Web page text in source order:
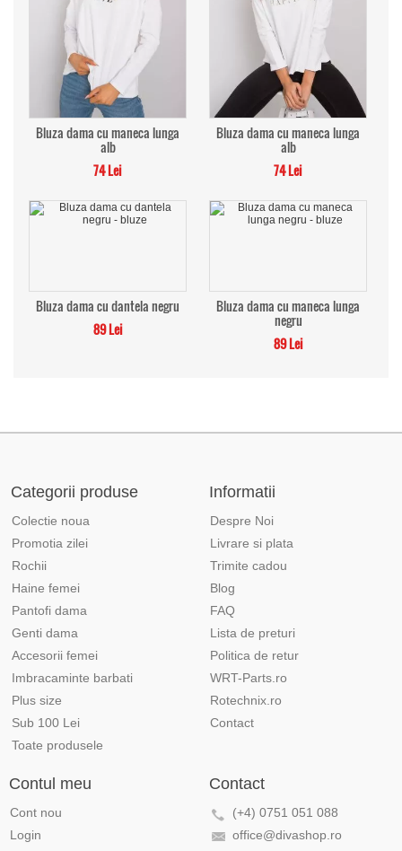
Bluza dama cu maneca lunga
alb
74 Lei
Bluza dama cu maneca lunga
alb
74 Lei
Bluza dama cu dantela negru
89 Lei
Bluza dama cu maneca lunga
negru
89 Lei
Categorii produse
Colectie noua
Promotia zilei
Rochii
Haine femei
Pantofi dama
Genti dama
Accesorii femei
Imbracaminte barbati
Plus size
Sub 100 Lei
Toate produsele
Informatii
Despre Noi
Livrare si plata
Trimite cadou
Blog
FAQ
Lista de preturi
Politica de retur
WRT-Parts.ro
Rotechnix.ro
Contact
Contul meu
Cont nou
Login
Contact
(+4) 0751 051 088
office@divashop.ro